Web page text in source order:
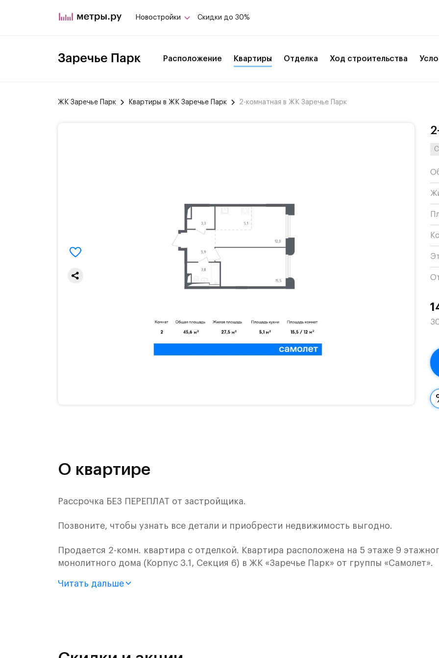
Новостройки Скидки до 30%
Расположение Квартиры Отделка Ход строительства
ЖК Заречье Парк Квартиры в ЖК Заречье Парк 2-комнатная в ЖК Заречье Парк
О квартире
Рассрочка БЕЗ ПЕРЕПЛАТ от застройщика.
Позвоните, чтобы узнать все детали и приобрести недвижимость выгодно.
Продается 2-комн. квартира с отделкой. Квартира расположена на 5 этаже 9
монолитного дома (Корпус 3.1, Секция 6) в ЖК «Заречье Парк» от группы «Самолет».
"Заречье Парк" - современный жилой комплекс, который возводится рядом с
Читать дальше